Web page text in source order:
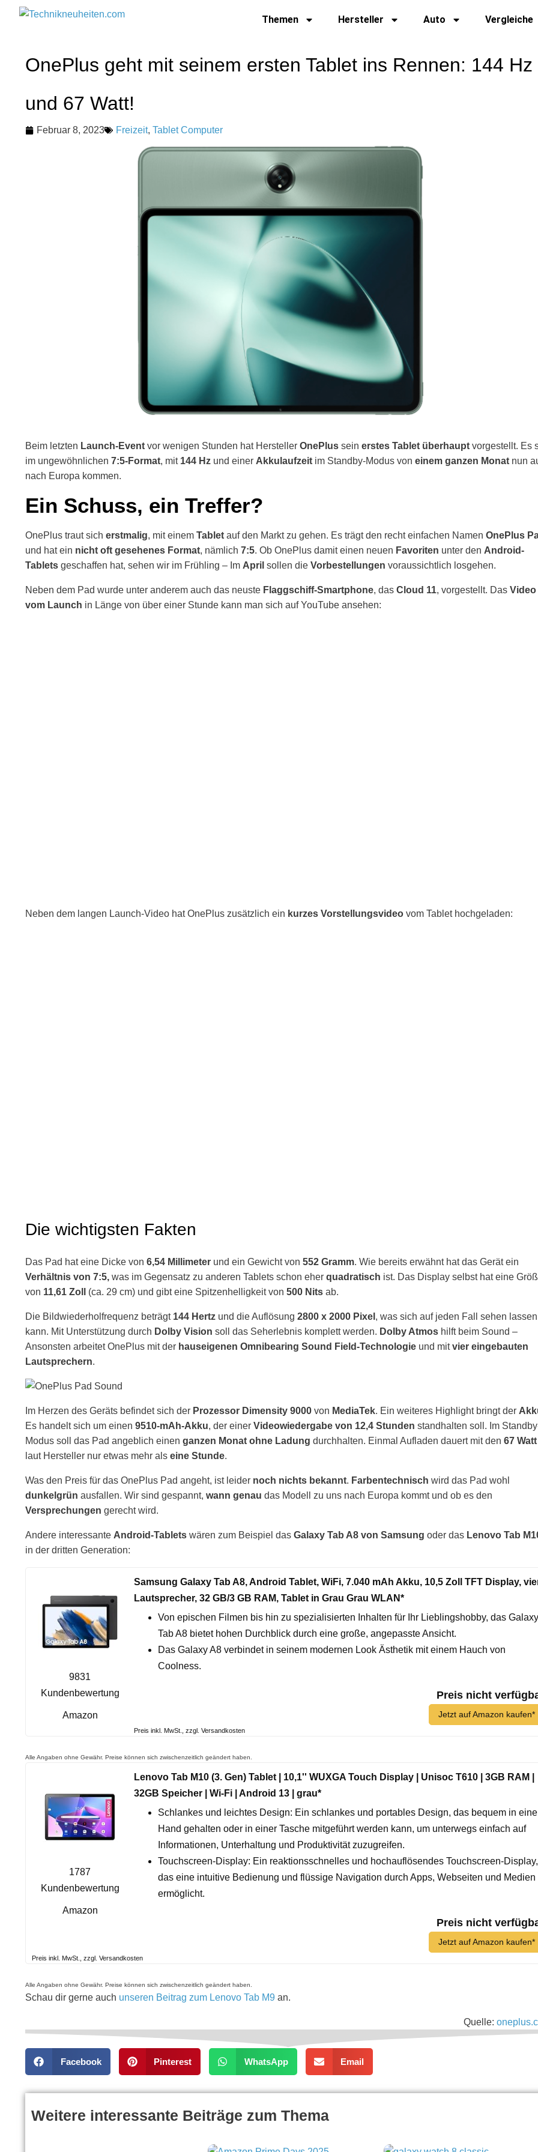
Themen Hersteller Auto Vergleiche
OnePlus geht mit seinem ersten Tablet ins Rennen: 144 Hz
und 67 Watt!
Februar 8, 2023 Freizeit, Tablet Computer
Beim letzten Launch-Event vor wenigen Stunden hat Hersteller OnePlus sein erstes Tablet überhaupt vorgestellt. Es
im ungewöhnlichen 7:5-Format, mit 144 Hz und einer Akkulaufzeit im Standby-Modus von einem ganzen Monat nun
nach Europa kommen.
Ein Schuss, ein Treffer?
OnePlus traut sich erstmalig, mit einem Tablet auf den Markt zu gehen. Es trägt den recht einfachen Namen OnePlus
und hat ein nicht oft gesehenes Format, nämlich 7:5. Ob OnePlus damit einen neuen Favoriten unter den Android-
Tablets geschaffen hat, sehen wir im Frühling – Im April sollen die Vorbestellungen voraussichtlich losgehen.
Neben dem Pad wurde unter anderem auch das neuste Flaggschiff-Smartphone, das Cloud 11, vorgestellt. Das Video
vom Launch in Länge von über einer Stunde kann man sich auf YouTube ansehen:
Neben dem langen Launch-Video hat OnePlus zusätzlich ein kurzes Vorstellungsvideo vom Tablet hochgeladen:
Die wichtigsten Fakten
Das Pad hat eine Dicke von 6,54 Millimeter und ein Gewicht von 552 Gramm. Wie bereits erwähnt hat das Gerät ein
Verhältnis von 7:5, was im Gegensatz zu anderen Tablets schon eher quadratisch ist. Das Display selbst hat eine
von 11,61 Zoll (ca. 29 cm) und gibt eine Spitzenhelligkeit von 500 Nits ab.
Die Bildwiederholfrequenz beträgt 144 Hertz und die Auflösung 2800 x 2000 Pixel , was sich auf jeden Fall sehen lassen
kann. Mit Unterstützung durch Dolby Vision soll das Seherlebnis komplett werden. Dolby Atmos hilft beim Sound –
Ansonsten arbeitet OnePlus mit der hauseigenen Omnibearing Sound Field-Technologie und mitvier eingebauten
Lautsprechern.
Im Herzen des Geräts befindet sich der Prozessor Dimensity 9000 von MediaTek. Ein weiteres Highlight bringt der
Es handelt sich um einen 9510-mAh-Akku, der einer Videowiedergabe von 12,4 Stunden standhalten soll. Im
Modus soll das Pad angeblich einen ganzen Monat ohne Ladung durchhalten. Einmal Aufladen dauert mit den 67 Watt
laut Hersteller nur etwas mehr als eine Stunde.
Was den Preis für das OnePlus Pad angeht, ist leider noch nichts bekannt. Farbentechnisch wird das Pad wohl
dunkelgrün ausfallen. Wir sind gespannt, wann genau das Modell zu uns nach Europa kommt und ob es den
Versprechungen gerecht wird.
Andere interessante Android-Tablets wären zum Beispiel das Galaxy Tab A8 von Samsung oder das Lenovo Tab
in der dritten Generation:
9831
Kundenbewertung
Amazon
Samsung Galaxy Tab A8, Android Tablet, WiFi, 7.040 mAh Akku, 10,5 Zoll TFT Display,
Lautsprecher, 32 GB/3 GB RAM, Tablet in Grau Grau WLAN*
Von epischen Filmen bis hin zu spezialisierten Inhalten für Ihr Lieblingshobby, das Galaxy
Tab A8 bietet hohen Durchblick durch eine große, angepasste Ansicht.
Das Galaxy A8 verbindet in seinem modernen Look Ästhetik mit einem Hauch von
Coolness.
Preis nicht
Jetzt auf Amazon kaufen*
Preis inkl. MwSt., zzgl. Versandkosten
Alle Angaben ohne Gewähr. Preise können sich zwischenzeitlich geändert haben.
1787
Kundenbewertung
Amazon
Lenovo Tab M10 (3. Gen) Tablet | 10,1'' WUXGA Touch Display | Unisoc T610 | 3GB RAM |
32GB Speicher | Wi-Fi | Android 13 | grau*
Schlankes und leichtes Design: Ein schlankes und portables Design, das bequem in
Hand gehalten oder in einer Tasche mitgeführt werden kann, um unterwegs einfach auf
Informationen, Unterhaltung und Produktivität zuzugreifen.
Touchscreen-Display: Ein reaktionsschnelles und hochauflösendes Touchscreen-Display,
das eine intuitive Bedienung und flüssige Navigation durch Apps, Webseiten und Medien
ermöglicht.
Preis nicht
Jetzt auf Amazon kaufen*
Preis inkl. MwSt., zzgl. Versandkosten
Alle Angaben ohne Gewähr. Preise können sich zwischenzeitlich geändert haben.
Schau dir gerne auch unseren Beitrag zum Lenovo Tab M9 an.
Quelle:
Facebook Pinterest WhatsApp Email
Weitere interessante Beiträge zum Thema